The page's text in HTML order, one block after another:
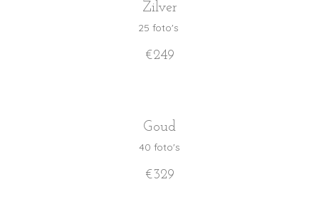
Zilver
25 foto's
€249
Goud
40 foto's
€329